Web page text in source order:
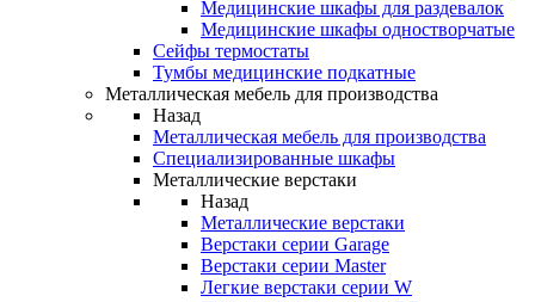
Медицинские шкафы для раздевалок
Медицинские шкафы одностворчатые
Сейфы термостаты
Тумбы медицинские подкатные
Металлическая мебель для производства
Назад
Металлическая мебель для производства
Cпециализированные шкафы
Металлические верстаки
Назад
Металлические верстаки
Верстаки серии Garage
Верстаки серии Master
Легкие верстаки серии W